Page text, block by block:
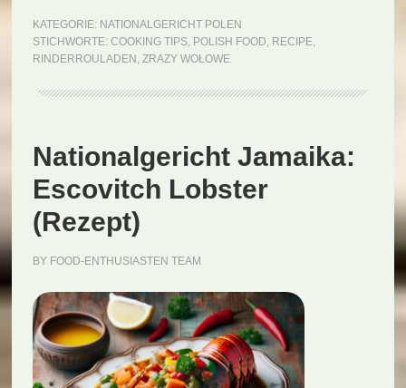
wołowe
KATEGORIE: NATIONALGERICHT POLEN
STICHWORTE: COOKING TIPS, POLISH FOOD, RECIPE,
RINDERROULADEN , ZRAZY WOŁOWE
Nationalgericht Jamaika:
Escovitch Lobster
(Rezept)
BY FOOD-ENTHUSIASTEN TEAM